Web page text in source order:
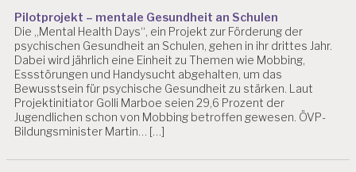
Pilotprojekt – mentale Gesundheit an Schulen
Die „Mental Health Days“, ein Projekt zur Förderung der
psychischen Gesundheit an Schulen, gehen in ihr drittes Jahr.
Dabei wird jährlich eine Einheit zu Themen wie Mobbing,
Essstörungen und Handysucht abgehalten, um das
Bewusstsein für psychische Gesundheit zu stärken. Laut
Projektinitiator Golli Marboe seien 29,6 Prozent der
Jugendlichen schon von Mobbing betroffen gewesen. ÖVP-
Bildungsminister Martin… […]